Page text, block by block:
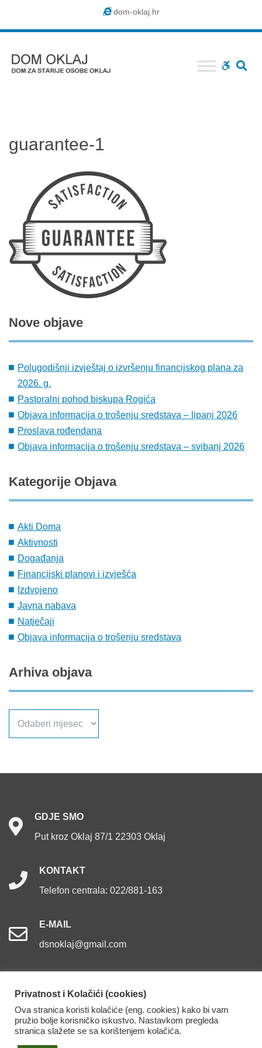
dom-oklaj.hr
WCAG
guarantee-1
Nove objave
Polugodišnji izvještaj o izvršenju financijskog plana za
2026. g.
Pastoralni pohod biskupa Rogića
Objava informacija o trošenju sredstava – lipanj 2026
Proslava rođendana
Objava informacija o trošenju sredstava – svibanj 2026
Kategorije Objava
Akti Doma
Aktivnosti
Događanja
Financijski planovi i izvješća
Izdvojeno
Javna nabava
Natječaji
Objava informacija o trošenju sredstava
Arhiva objava
GDJE SMO
Put kroz Oklaj 87/1 22303 Oklaj
KONTAKT
Telefon centrala: 022/881-163
E-MAIL
dsnoklaj@gmail.com
Dom za starije osobe Oklaj. Sva prava pridržana.
Izjava o pristupačnosti
Privatnost i Kolačići (cookies)
Ova stranica koristi kolačiće (eng. cookies) kako bi vam
pružio bolje korisničko iskustvo. Nastavkom pregleda
stranica slažete se sa korištenjem kolačića.